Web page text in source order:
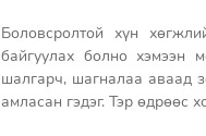
Боловсролтой хүн
байгуулах болно хэмээн
шалгарч, шагналаа аваад
амласан гэдэг. Тэр өдрөөс